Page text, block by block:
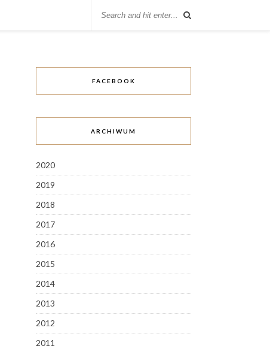
FACEBOOK
ARCHIWUM
2020
2019
2018
2017
2016
2015
2014
2013
2012
2011